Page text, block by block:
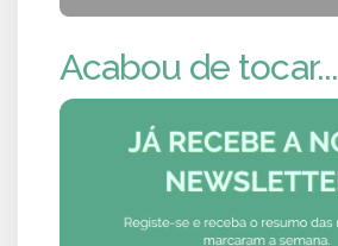
Acabou de tocar...